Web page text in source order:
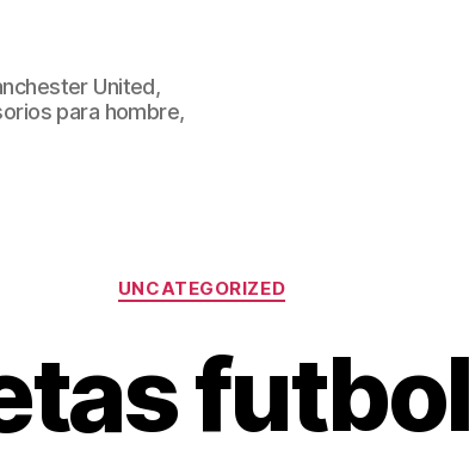
United,
para hombre,
Categorías
UNCATEGORIZED